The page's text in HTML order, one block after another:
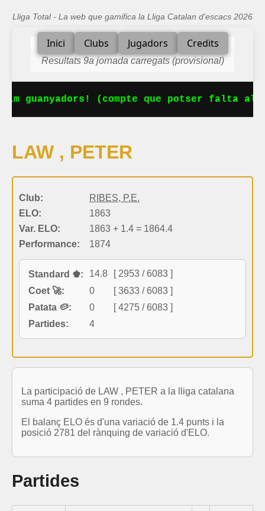
Lliga Total - La web que gamifica la Lliga Catalan d'escacs 2026
Inici Clubs Jugadors Credits
Resultats 9a jornada carregats (provisional)
guanyadors! (compte que potser falta
LAW , PETER
Club:
RIBES, P.E.
ELO:
1863
Var. ELO:
1863 + 1.4 = 1864.4
Performance:
1874
Standard ♚: 14.8
[ 2953 / 6083 ]
Coet 🚀:
0
[ 3633 / 6083 ]
Patata 🥔:
0
[ 4275 / 6083 ]
Partides:
4
La participació de LAW , PETER a la lliga catalana
suma 4 partides en 9 rondes.
El balanç ELO és d'una variació de 1.4 punts i la
posició 2781 del rànquing de variació d'ELO.
Partides